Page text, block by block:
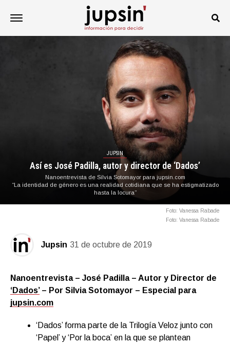
JUPSIN
Así es José Padilla, autor y director de ‘Dados’
Nanoentrevista de Silvia Sotomayor para jupsin.com
“La identidad de género es una realidad cotidiana que se ha estigmatizado
hasta la locura”
Foto: Vanessa Rabade
Foto: Vanessa Rabade
Jupsin 31 de octubre de 2019
Nanoentrevista – José Padilla – Autor y Director de
‘Dados’ – Por Silvia Sotomayor – Especial para
jupsin.com
‘Dados’ forma parte de la Trilogía Veloz junto con
‘Papel’ y ‘Por la boca’ en la que se plantean